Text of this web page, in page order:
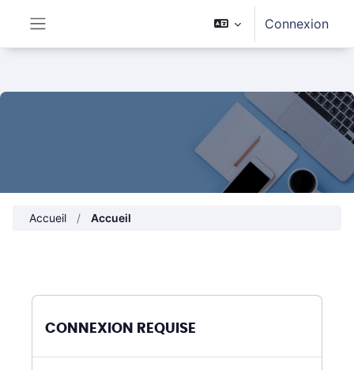
Connexion
Accueil Accueil
CONNEXION REQUISE